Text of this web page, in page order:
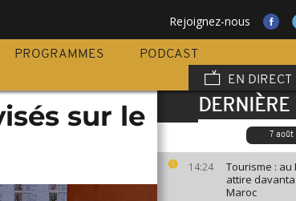
Rejoignez-nous
PROGRAMMES
PODCAST
EN DIRECT
DERNIÈRE
7
14:24
Tourisme : au
attire
Maroc
sur le